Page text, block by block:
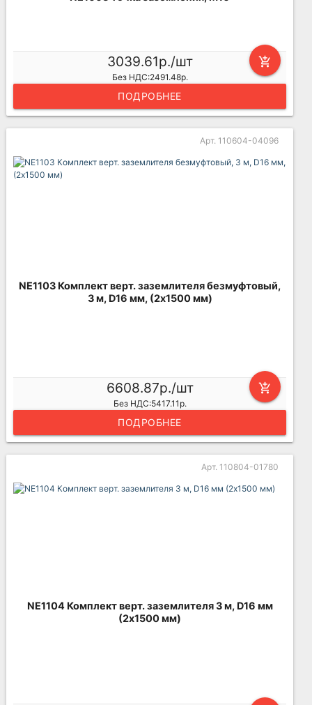
add_shopping_cart
3039.61р./шт
Без НДС:2491.48р.
ПОДРОБНЕЕ
Арт. 110604-04096
NE1103 Комплект верт. заземлителя безмуфтовый,
3 м, D16 мм, (2х1500 мм)
add_shopping_cart
6608.87р./шт
Без НДС:5417.11р.
ПОДРОБНЕЕ
Арт. 110804-01780
NE1104 Комплект верт. заземлителя 3 м, D16 мм
(2х1500 мм)